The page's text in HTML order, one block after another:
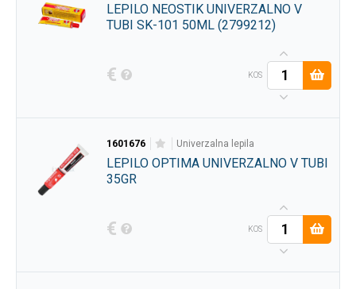
LEPILO NEOSTIK UNIVERZALNO V
TUBI SK-101 50ML (2799212)
€ KOS
1601676 univerzalna lepila
LEPILO OPTIMA UNIVERZALNO V TUBI
35GR
€ KOS